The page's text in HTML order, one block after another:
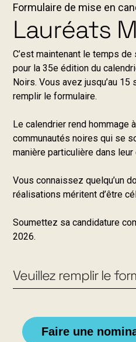
Formulaire de mise en
Lauréats
C’est maintenant le temps
pour la 35e édition du
Noirs. Vous avez jusqu’au
remplir le formulaire.
Le calendrier rend hommage
communautés noires qui se
manière particulière dans leur
Vous connaissez quelqu’un
réalisations méritent d’être
Soumettez sa candidature
2026.
Veuillez remplir le
Faire une